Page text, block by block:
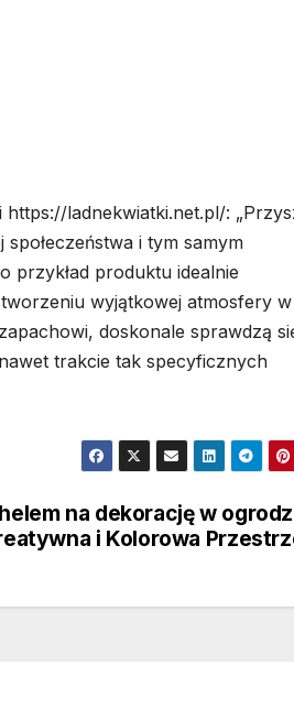
ladnekwiatki.net.pl/:
i tym samym
przykład produktu idealnie
wyjątkowej atmosfery w
doskonale sprawdzą
trakcie tak specyficznych
na dekorację w
i Kolorowa